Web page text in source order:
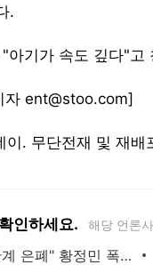
.
아기가 속도 깊다"고
자 ent@stoo.com]
. 무단전재 및 재배
인하세요. 해당 언론
"카톡 멀티 프로필로 관계 은폐" 황정민 폭로女, 문자·녹취록 증거 공개 [ST이슈]